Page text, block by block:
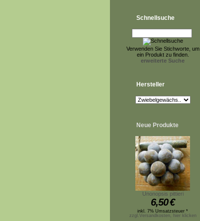
Schnellsuche
Verwenden Sie Stichworte, um
ein Produkt zu finden.
erweiterte Suche
Hersteller
Neue Produkte
Unonopsis pittieri
6,50€
inkl. 7% Umsatzsteuer *
zzgl.Versandkosten, hier klicken